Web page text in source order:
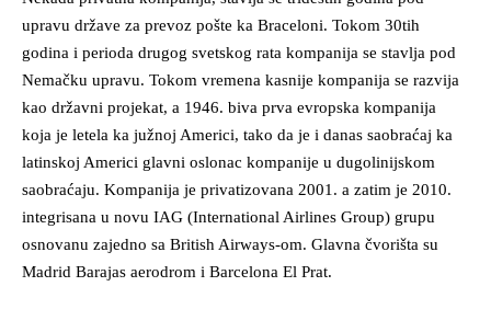
upravu države za prevoz pošte ka Braceloni. Tokom 30tih
godina i perioda drugog svetskog rata kompanija se stavlja pod
Nemačku upravu. Tokom vremena kasnije kompanija se razvija
kao državni projekat, a 1946. biva prva evropska kompanija
koja je letela ka južnoj Americi, tako da je i danas saobraćaj ka
latinskoj Americi glavni oslonac kompanije u dugolinijskom
saobraćaju. Kompanija je privatizovana 2001. a zatim je 2010.
integrisana u novu IAG (International Airlines Group) grupu
osnovanu zajedno sa British Airways-om. Glavna čvorišta su
Madrid Barajas aerodrom i Barcelona El Prat.